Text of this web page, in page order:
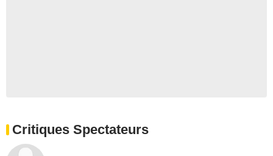
Critiques Spectateurs